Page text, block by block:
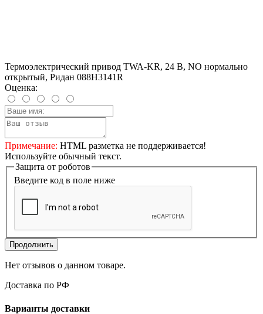
Термоэлектрический привод TWA-KR, 24 В, NO нормально
открытый, Ридан 088H3141R
Оценка:
Примечание: HTML разметка не поддерживается!
Используйте обычный текст.
Защита от роботов
Введите код в поле ниже
Продолжить
Нет отзывов о данном товаре.
Доставка по РФ
Варианты доставки